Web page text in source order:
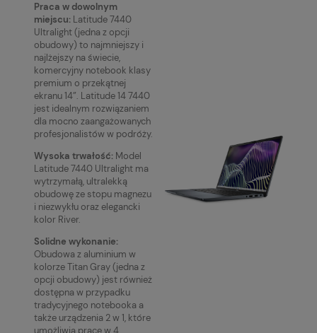
Praca w dowolnym
miejscu: Latitude 7440
Ultralight (jedna z opcji
obudowy) to najmniejszy i
najlżejszy na świecie,
komercyjny notebook klasy
premium o przekątnej
ekranu 14”. Latitude 14 7440
jest idealnym rozwiązaniem
dla mocno zaangażowanych
profesjonalistów w podróży.
Wysoka trwałość: Model
Latitude 7440 Ultralight ma
wytrzymałą, ultralekką
obudowę ze stopu magnezu
i niezwykłu oraz elegancki
kolor River.
Solidne wykonanie:
Obudowa z aluminium w
kolorze Titan Gray (jedna z
opcji obudowy) jest również
dostępna w przypadku
tradycyjnego notebooka a
także urządzenia 2 w 1, które